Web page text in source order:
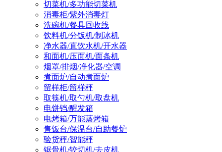
切菜机/多功能切菜机
消毒柜/紫外消毒灯
洗碗机/餐具回收线
饮料机/分饭机/制冰机
净水器/直饮水机/开水器
和面机/压面机/面条机
烟罩/排烟/净化器/空调
煮面炉/自动煮面炉
留样柜/留样秤
取筷机/取勺机/取盘机
电饼铛/醒发箱
电烤箱/万能蒸烤箱
售饭台/保温台/自助餐炉
验货秤/智能秤
锯骨机/铰切机/去皮机